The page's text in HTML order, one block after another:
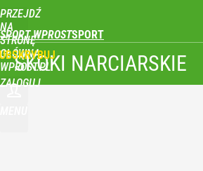
PRZEJDŹ
NA
STRONĘ
GŁÓWNĄ
WPROST.PL
SPORT WPROST
ZALOGUJ
SKOKI NARCIARSKIE